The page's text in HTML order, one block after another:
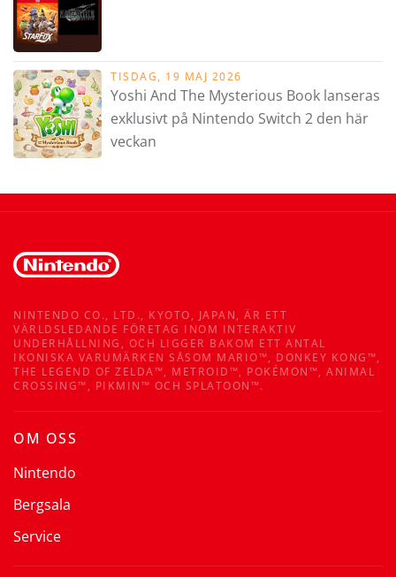
TISDAG, 19 MAJ 2026
Yoshi And The Mysterious Book lanseras
exklusivt på Nintendo Switch 2 den här
veckan
NINTENDO CO., LTD., KYOTO, JAPAN, ÄR ETT
VÄRLDSLEDANDE FÖRETAG INOM INTERAKTIV
UNDERHÅLLNING, OCH LIGGER BAKOM ETT ANTAL
IKONISKA VARUMÄRKEN SÅSOM MARIO™, DONKEY KONG™,
THE LEGEND OF ZELDA™, METROID™, POKÉMON™, ANIMAL
CROSSING™, PIKMIN™ OCH SPLATOON™.
OM OSS
Nintendo
Bergsala
Service